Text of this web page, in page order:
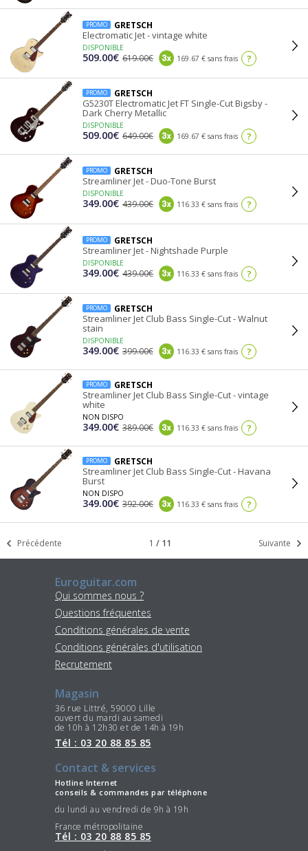
PROMO GRETSCH
Electromatic Jet - vintage white
DISPONIBLE
509.00€ 619.00€ 169.67 € sans frais ?
PROMO GRETSCH
G5230T Electromatic Jet FT Single-Cut Bigsby -
Dark Cherry Metallic
DISPONIBLE
509.00€ 649.00€ 169.67 € sans frais ?
PROMO GRETSCH
Streamliner Jet - Duo-Tone Burst
DISPONIBLE
349.00€ 439.00€ 116.33 € sans frais ?
PROMO GRETSCH
Streamliner Jet - Nightshade Purple
DISPONIBLE
349.00€ 439.00€ 116.33 € sans frais ?
PROMO GRETSCH
Streamliner Jet Club Bass Single-Cut - Walnut
stain
DISPONIBLE
349.00€ 399.00€ 116.33 € sans frais ?
PROMO GRETSCH
Streamliner Jet Club Bass Single-Cut - vintage
white
NON DISPO
349.00€ 389.00€ 116.33 € sans frais ?
PROMO GRETSCH
Streamliner Jet Club Bass Single-Cut - Havana
Burst
NON DISPO
349.00€ 392.00€ 116.33 € sans frais ?
Précédente 1 / 11 Suivante
Euroguitar.com
Qui sommes nous ?
Questions fréquentes
Conditions générales de vente
Conditions générales d'utilisation
Recrutement
Magasin
36 rue Littré, 59000 Lille
ouvert du mardi au samedi
de 10h à 12h30 et de 14h à 19h
Tél : 03 20 88 85 85
Contact & services
Hotline Internet
conseils & commandes par téléphone
du lundi au vendredi de 9h à 19h
France métropolitaine
Tél : 03 20 88 85 85